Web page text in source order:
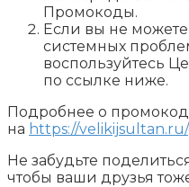
Промокоды.
Если вы не можете
системных
воспользуйтесь
по ссылке ниже.
Подробнее о
на https://
Не забудьте
чтобы ваши друзья